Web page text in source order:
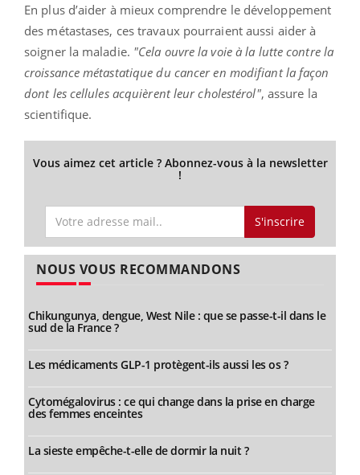
En plus d’aider à mieux comprendre le développement
des métastases, ces travaux pourraient aussi aider à
soigner la maladie. "Cela ouvre la voie à la lutte contre la
croissance métastatique du cancer en modifiant la façon
dont les cellules acquièrent leur cholestérol", assure la
scientifique.
Vous aimez cet article ? Abonnez-vous à la newsletter
!
S'inscrire
NOUS VOUS RECOMMANDONS
Chikungunya, dengue, West Nile : que se passe-t-il dans le
sud de la France ?
Les médicaments GLP-1 protègent-ils aussi les os ?
Cytomégalovirus : ce qui change dans la prise en charge
des femmes enceintes
La sieste empêche-t-elle de dormir la nuit ?